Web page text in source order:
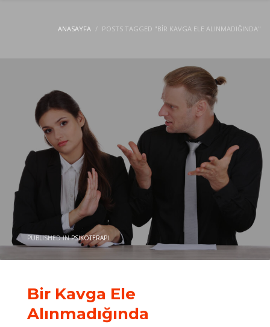
ANASAYFA POSTS TAGGED "BIR KAVGA ELE ALINMADIĞINDA"
PUBLISHED IN PSIKOTERAPI
Bir Kavga Ele
Alınmadığında